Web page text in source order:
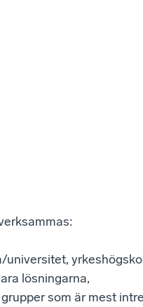
lösningarna,
som är mest